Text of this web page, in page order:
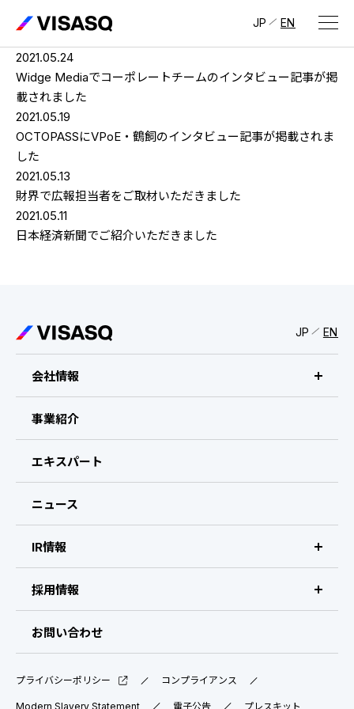
JP EN
会社情報
ビザスクについて
経営メンバー
会社概要・拠点
IR情報
IRスケジュール
業績ハイライト
コーポレート・ガバナンス
よくある質問
ディスクロージャーポリシー
免責事項
採用サイト（日本）
中途採用：ビジネス職・コーポレート職
中途採用：開発職・デザイナー職
2021.05.24
Widge Mediaでコーポレートチームのインタビュー記事が掲
載されました
2021.05.19
OCTOPASSにVPoE・鶴飼のインタビュー記事が掲載されま
した
2021.05.13
財界で広報担当者をご取材いただきました
2021.05.11
日本経済新聞でご紹介いただきました
JP EN
会社情報
ビザスクについて
CEOメッセージ
会社概要・拠点
事業紹介
エキスパート
ニュース
IR情報
IR情報 トップ
IRライブラリ
業績ハイライト
採用情報
採用サイト（日本）
お問い合わせ
プライバシーポリシー コンプライアンス
Modern Slavery Statement 電子公告 プレスキット